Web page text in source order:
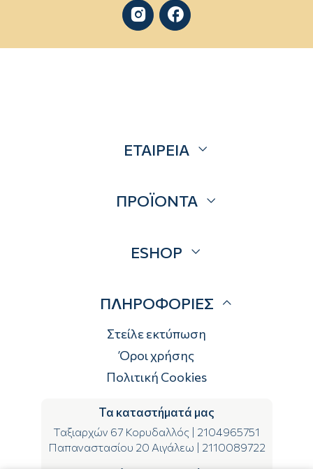
 
ΕΤΑΙΡΕΙΑ
Επικοινωνία
ΠΡΟΪΟΝΤΑ
Brands
ESHOP
Τρόποι αποστολής
Τρόποι πληρωμής
Επιστροφές
ΠΛΗΡΟΦΟΡΙΕΣ
Στείλε εκτύπωση
Όροι χρήσης
Πολιτική Cookies
Τα καταστήματά μας
Ταξιαρχών 67 Κορυδαλλός
2104965751
Παπαναστασίου 20 Αιγάλεω
2110089722